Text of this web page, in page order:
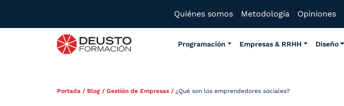
Quiénes somos Metodología Opiniones
Programación Empresas & RRHH Diseño
Portada / Blog / Gestión de Empresas / ¿Qué son los emprendedores sociales?